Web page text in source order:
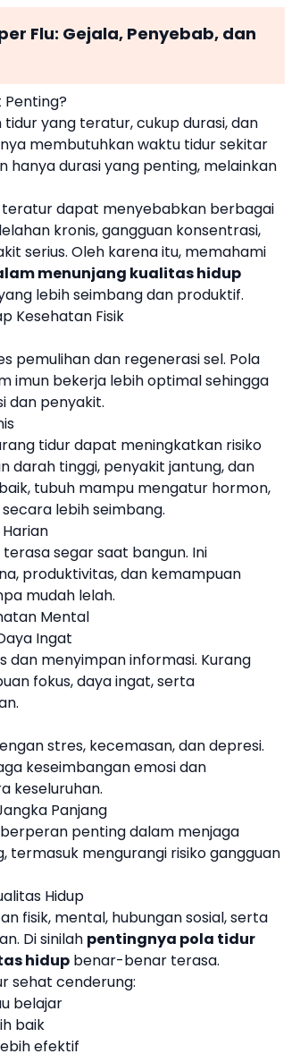
Flu: Gejala, Penyebab, dan
Penting?
yang teratur, cukup durasi, dan
membutuhkan waktu tidur sekitar
hanya durasi yang penting, melainkan
dapat menyebabkan berbagai
kronis, gangguan konsentrasi,
serius. Oleh karena itu, memahami
menunjang kualitas hidup
lebih seimbang dan produktif.
Kesehatan Fisik
pemulihan dan regenerasi sel. Pola
imun bekerja lebih optimal sehingga
dan penyakit.
tidur dapat meningkatkan risiko
darah tinggi, penyakit jantung, dan
tubuh mampu mengatur hormon,
lebih seimbang.
segar saat bangun. Ini
produktivitas, dan kemampuan
mudah lelah.
Mental
Ingat
menyimpan informasi. Kurang
fokus, daya ingat, serta
stres, kecemasan, dan depresi.
keseimbangan emosi dan
keseluruhan.
Panjang
penting dalam menjaga
termasuk mengurangi risiko gangguan
Hidup
fisik, mental, hubungan sosial, serta
Di sinilah pentingnya pola tidur
hidup benar-benar terasa.
sehat cenderung:
belajar
baik
efektif